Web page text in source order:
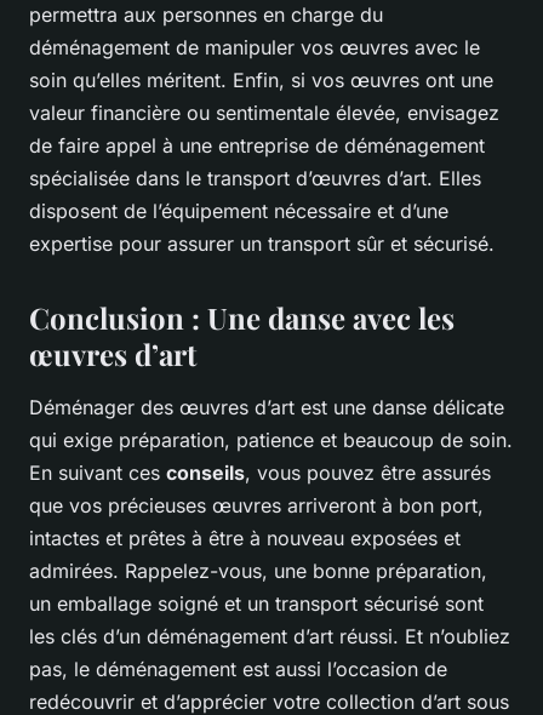
permettra aux personnes en charge du
déménagement de manipuler vos œuvres avec le
soin qu’elles méritent. Enfin, si vos œuvres ont une
valeur financière ou sentimentale élevée, envisagez
de faire appel à une entreprise de déménagement
spécialisée dans le transport d’œuvres d’art. Elles
disposent de l’équipement nécessaire et d’une
expertise pour assurer un transport sûr et sécurisé.
Conclusion : Une danse avec les
œuvres d’art
Déménager des œuvres d’art est une danse délicate
qui exige préparation, patience et beaucoup de soin.
En suivant ces conseils, vous pouvez être assurés
que vos précieuses œuvres arriveront à bon port,
intactes et prêtes à être à nouveau exposées et
admirées. Rappelez-vous, une bonne préparation,
un emballage soigné et un transport sécurisé sont
les clés d’un déménagement d’art réussi. Et n’oubliez
pas, le déménagement est aussi l’occasion de
redécouvrir et d’apprécier votre collection d’art sous